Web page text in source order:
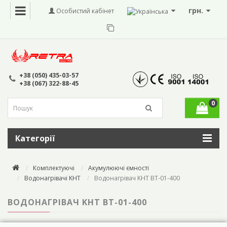
грн.
Особистий кабінет
+38 (050) 435-03-57
+38 (067) 322-88-45
0
Категорії
Комплектуючі
Акумулюючі ємності
Водонагрівачі KHT
Водонагрівач KHT BT-01-400
ВОДОНАГРІВАЧ KHT BT-01-400